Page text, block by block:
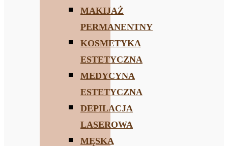
MAKIJAŻ
PERMANENTNY
KOSMETYKA
ESTETYCZNA
MEDYCYNA
ESTETYCZNA
DEPILACJA
LASEROWA
MĘSKA